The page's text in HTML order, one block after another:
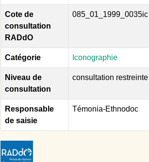
Cote de
consultation
RADdO
085_01_1999_0035ic
Catégorie Iconographie
Niveau de
consultation
consultation restreinte
Responsable
de saisie
Témonia-Ethnodoc